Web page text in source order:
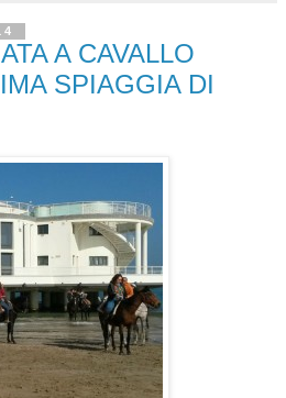
A CAVALLO
SPIAGGIA DI